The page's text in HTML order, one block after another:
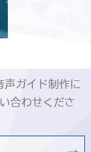
声ガイド制作に
合わせくださ